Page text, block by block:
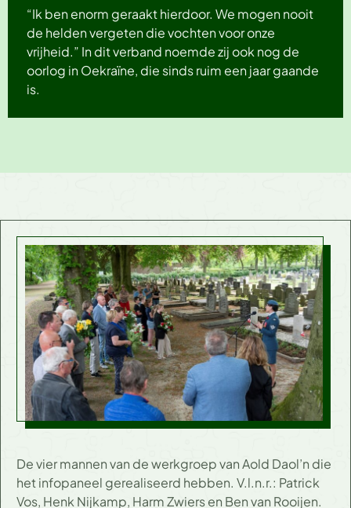
“Ik ben enorm geraakt hierdoor. We mogen nooit
de helden vergeten die vochten voor onze
vrijheid.” In dit verband noemde zij ook nog de
oorlog in Oekraïne, die sinds ruim een jaar gaande
is.
De vier mannen van de werkgroep van Aold Daol’n die
het infopaneel gerealiseerd hebben. V.l.n.r.: Patrick
Vos, Henk Nijkamp, Harm Zwiers en Ben van Rooijen.